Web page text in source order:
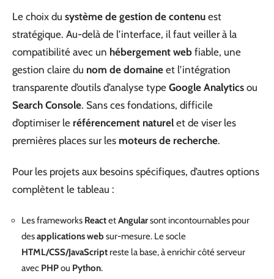
Le choix du système de gestion de contenu est
stratégique. Au-delà de l’interface, il faut veiller à la
compatibilité avec un hébergement web fiable, une
gestion claire du nom de domaine et l’intégration
transparente d’outils d’analyse type Google Analytics ou
Search Console. Sans ces fondations, difficile
d’optimiser le référencement naturel et de viser les
premières places sur les moteurs de recherche.
Pour les projets aux besoins spécifiques, d’autres options
complètent le tableau :
Les frameworks ReactetAngularsont incontournables pour
desapplications websur-mesure. Le socle
HTML/CSS/JavaScript reste la base, à enrichir côté serveur
avec PHPou Python.